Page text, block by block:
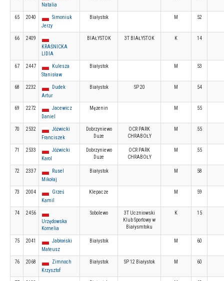
Natalia
65 2040
Simoniuk
Jerzy
Białystok M 52
66
2409
KRAŚNICKA
LIDIA
BIAŁYSTOK 3T BIAŁYSTOK K 14
67 2447
Kulesza
Stanisław
Białystok M 53
68 2232
Dudek
Artur
Białystok SP 20 M 54
69 2272
Jacewicz
Daniel
Mężenin M 55
70 2532
Jóźwicki
Franciszek
Dobrzyniewo
Duże
OCR PARK
CHRABOŁY
M 55
71 2533
Jóźwicki
Karol
Dobrzyniewo
Duże
OCR PARK
CHRABOŁY
M 55
72 2337
Rusel
Mikołaj
Białystok M 58
73 2004
Grześ
Kamil
Klepacze M 59
74
2456
Urzędowska
Kornelia
Sobolewo
3T Uczniowski
Klub Sportowy w
Białysmtoku
K 15
75 2041
Jabłoński
Mateusz
Białystok M 60
76 2068
Zimnoch
Krzysztof
Białystok SP 12 Białystok M 60